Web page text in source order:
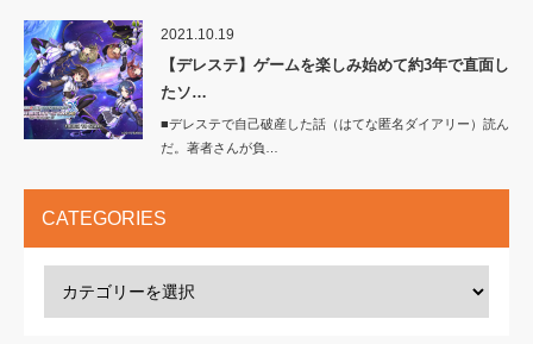
2021.10.19
【デレステ】ゲームを楽しみ始めて約3年で直面し
たソ…
■デレステで自己破産した話（はてな匿名ダイアリー）読ん
だ。著者さんが負…
CATEGORIES